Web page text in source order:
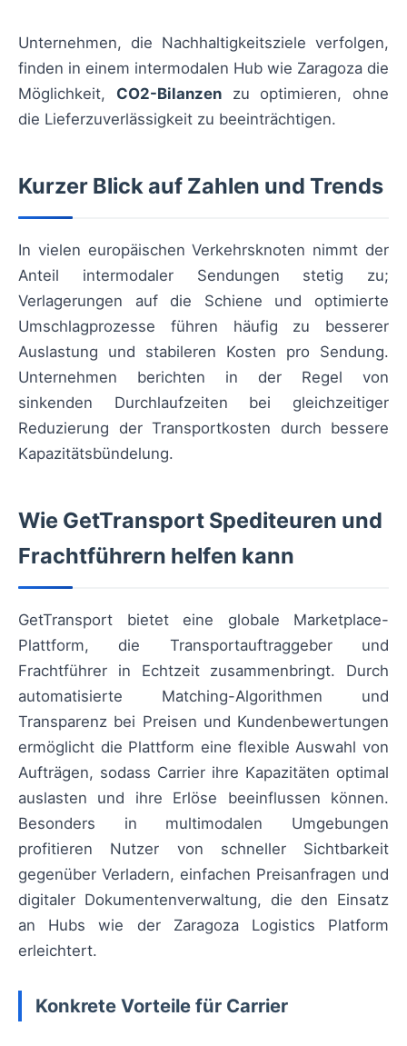
Unternehmen, die Nachhaltigkeitsziele verfolgen,
finden in einem intermodalen Hub wie Zaragoza die
Möglichkeit, CO2-Bilanzenzu optimieren, ohne
die Lieferzuverlässigkeit zu beeinträchtigen.
Kurzer Blick auf Zahlen und Trends
In vielen europäischen Verkehrsknoten nimmt der
Anteil intermodaler Sendungen stetig zu;
Verlagerungen auf die Schiene und optimierte
Umschlagprozesse führen häufig zu besserer
Auslastung und stabileren Kosten pro Sendung.
Unternehmen berichten in der Regel von
sinkenden Durchlaufzeiten bei gleichzeitiger
Reduzierung der Transportkosten durch bessere
Kapazitätsbündelung.
Wie GetTransport Spediteuren und
Frachtführern helfen kann
GetTransport bietet eine globale Marketplace-
Plattform, die Transportauftraggeber und
Frachtführer in Echtzeit zusammenbringt. Durch
automatisierte Matching-Algorithmen und
Transparenz bei Preisen und Kundenbewertungen
ermöglicht die Plattform eine flexible Auswahl von
Aufträgen, sodass Carrier ihre Kapazitäten optimal
auslasten und ihre Erlöse beeinflussen können.
Besonders in multimodalen Umgebungen
profitieren Nutzer von schneller Sichtbarkeit
gegenüber Verladern, einfachen Preisanfragen und
digitaler Dokumentenverwaltung, die den Einsatz
an Hubs wie der Zaragoza Logistics Platform
erleichtert.
Konkrete Vorteile für Carrier